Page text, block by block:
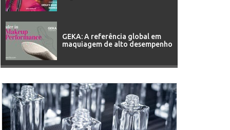
GEKA: A referência global em
maquiagem de alto desempenho